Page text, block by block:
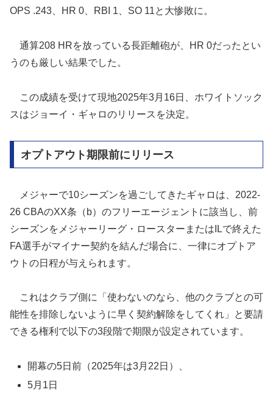
OPS .243、HR 0、RBI 1、SO 11と大惨敗に。
通算208 HRを放っている長距離砲が、HR 0だったとい
うのも厳しい結果でした。
この成績を受けて現地2025年3月16日、ホワイトソック
スはジョーイ・ギャロのリリースを決定。
オプトアウト期限前にリリース
メジャーで10シーズンを過ごしてきたギャロは、2022-
26 CBAのXX条（b）のフリーエージェントに該当し、前
シーズンをメジャーリーグ・ロースターまたはILで終えた
FA選手がマイナー契約を結んだ場合に、一律にオプトア
ウトの日程が与えられます。
これはクラブ側に「使わないのなら、他のクラブとの可
能性を排除しないように早く契約解除をしてくれ」と要請
できる権利で以下の3段階で期限が設定されています。
開幕の5日前（2025年は3月22日）、
5月1日